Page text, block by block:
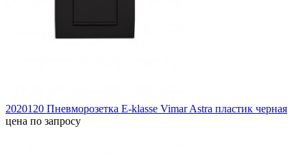
2020120 Пневморозетка E-klasse Vimar Astra пластик черная
цена по запросу